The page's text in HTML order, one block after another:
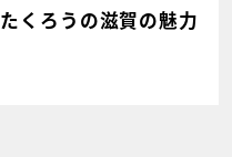
くろうの滋賀の魅力